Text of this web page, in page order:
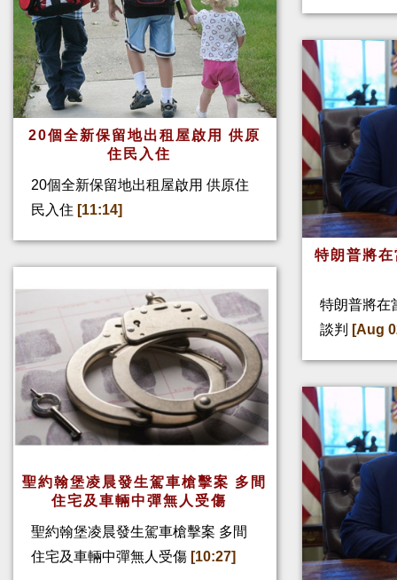
20個全新保留地出租屋啟用 供原
住民入住
20個全新保留地出租屋啟用 供原住
民入住 [11:14]
聖約翰堡凌晨發生駕車槍擊案 多間
住宅及車輛中彈無人受傷
聖約翰堡凌晨發生駕車槍擊案 多間
住宅及車輛中彈無人受傷 [10:27]
特朗普將
特朗普將在
談判
[Aug